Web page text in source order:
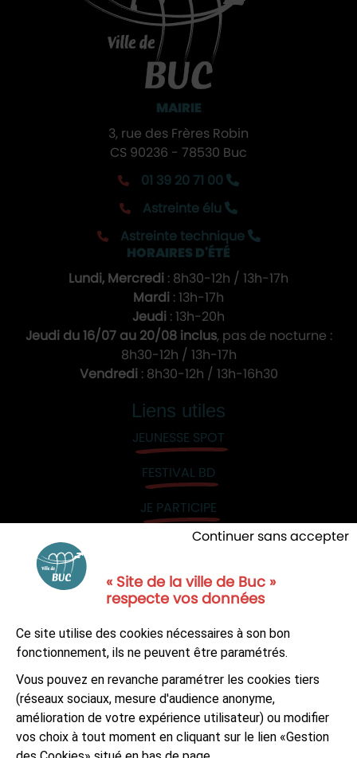
« Site de la ville de Buc »
respecte vos données
Ce site utilise des cookies nécessaires à son bon
fonctionnement, ils ne peuvent être paramétrés.
Vous pouvez en revanche paramétrer les cookies tiers
(réseaux sociaux, mesure d'audience anonyme,
amélioration de votre expérience utilisateur) ou modifier
vos choix à tout moment en cliquant sur le lien «Gestion
Continuer sans accepter
MAIRIE
3, rue des Frères Robin
CS 90236 - 78530 Buc
01 39 20 71 00
Astreinte élu
Astreinte technique
HORAIRES D'ÉTÉ
Lundi, Mercredi : 8h30-12h / 13h-17h
Mardi : 13h-17h
Jeudi : 13h-20h
Jeudi du 16/07 au 20/08 inclus, pas de nocturne :
8h30-12h / 13h-17h
Vendredi : 8h30-12h / 13h-16h30
Liens utiles
JEUNESSE SPOT
FESTIVAL BD
JE PARTICIPE
NOUS CONTACTER
S'ABONNER À LA NEWSLETTER
Suivez-nous sur
Facebook
LinkedIn